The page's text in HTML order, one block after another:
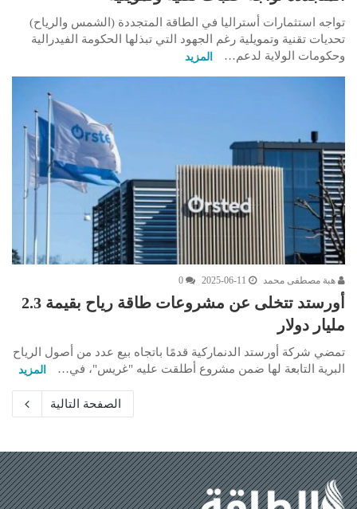
تواجه استثمارات أستراليا في الطاقة المتجددة (الشمس والرياح)
تحديات تقنية وتمويلية رغم الجهود التي تبذلها الحكومة الفيدرالية
وحكومات الولاية لدعم…
المزيد
هبة مصطفى محمد 2025-06-11
0
أورستد تتخلى عن مشروعات طاقة رياح بقيمة 2.3
مليار دولار
تمضي شركة أورستد الدنماركية قدمًا باتجاه بيع عدد من أصول الرياح
البرية التابعة لها ضمن مشروع أطلقت عليه "غريس"، في…
المزيد
الصفحة التالية